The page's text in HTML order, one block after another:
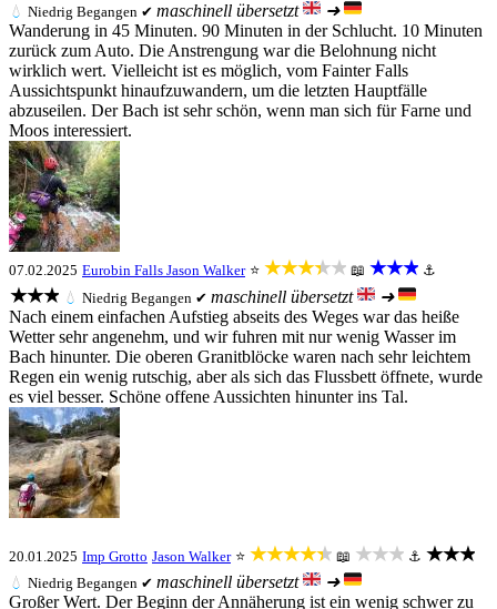
💧 Niedrig Begangen ✔ maschinell übersetzt
➜
Wanderung in 45 Minuten. 90 Minuten in der Schlucht. 10 Minuten
zurück zum Auto. Die Anstrengung war die Belohnung nicht
wirklich wert. Vielleicht ist es möglich, vom Fainter Falls
Aussichtspunkt hinaufzuwandern, um die letzten Hauptfälle
abzuseilen. Der Bach ist sehr schön, wenn man sich für Farne und
Moos interessiert.
07.02.2025 Eurobin Falls Jason Walker ⭐ ★★★★★ 📖 ★★★ ⚓
★★★ 💧 Niedrig Begangen ✔ maschinell übersetzt
➜
Nach einem einfachen Aufstieg abseits des Weges war das heiße
Wetter sehr angenehm, und wir fuhren mit nur wenig Wasser im
Bach hinunter. Die oberen Granitblöcke waren nach sehr leichtem
Regen ein wenig rutschig, aber als sich das Flussbett öffnete, wurde
es viel besser. Schöne offene Aussichten hinunter ins Tal.
20.01.2025 Imp Grotto Jason Walker ⭐ ★★★★★ 📖 ★★★ ⚓ ★★★
💧 Niedrig Begangen ✔ maschinell übersetzt
➜
Großer Wert. Der Beginn der Annäherung ist ein wenig schwer zu